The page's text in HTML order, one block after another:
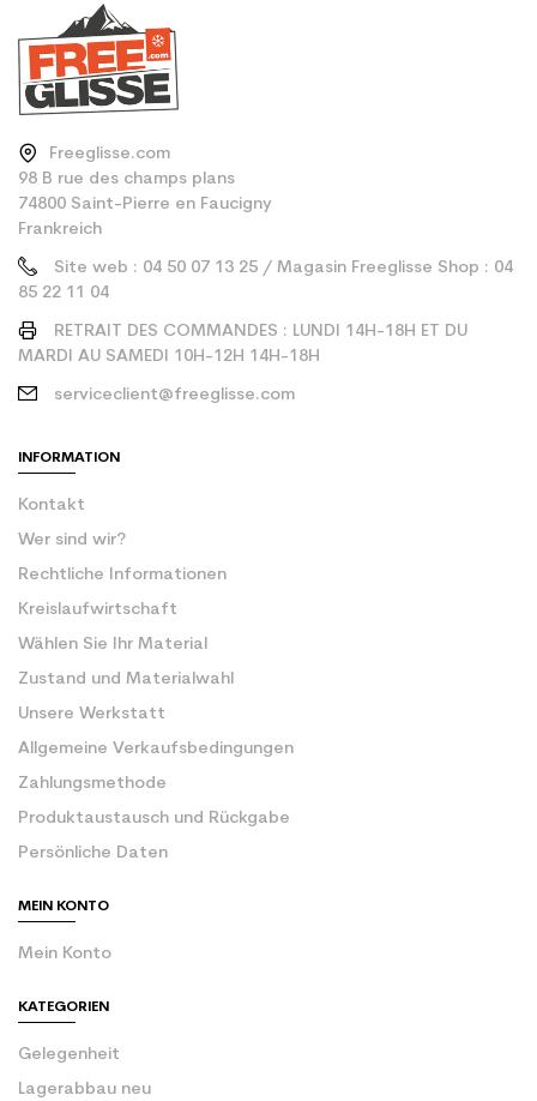
Freeglisse.com
98 B rue des champs plans
74800 Saint-Pierre en Faucigny
Frankreich
Site web : 04 50 07 13 25 / Magasin Freeglisse Shop : 04
85 22 11 04
RETRAIT DES COMMANDES : LUNDI 14H-18H ET DU
MARDI AU SAMEDI 10H-12H 14H-18H
serviceclient@freeglisse.com
INFORMATION
Kontakt
Wer sind wir?
Rechtliche Informationen
Kreislaufwirtschaft
Wählen Sie Ihr Material
Zustand und Materialwahl
Unsere Werkstatt
Allgemeine Verkaufsbedingungen
Zahlungsmethode
Produktaustausch und Rückgabe
Persönliche Daten
MEIN KONTO
Mein Konto
KATEGORIEN
Gelegenheit
Lagerabbau neu